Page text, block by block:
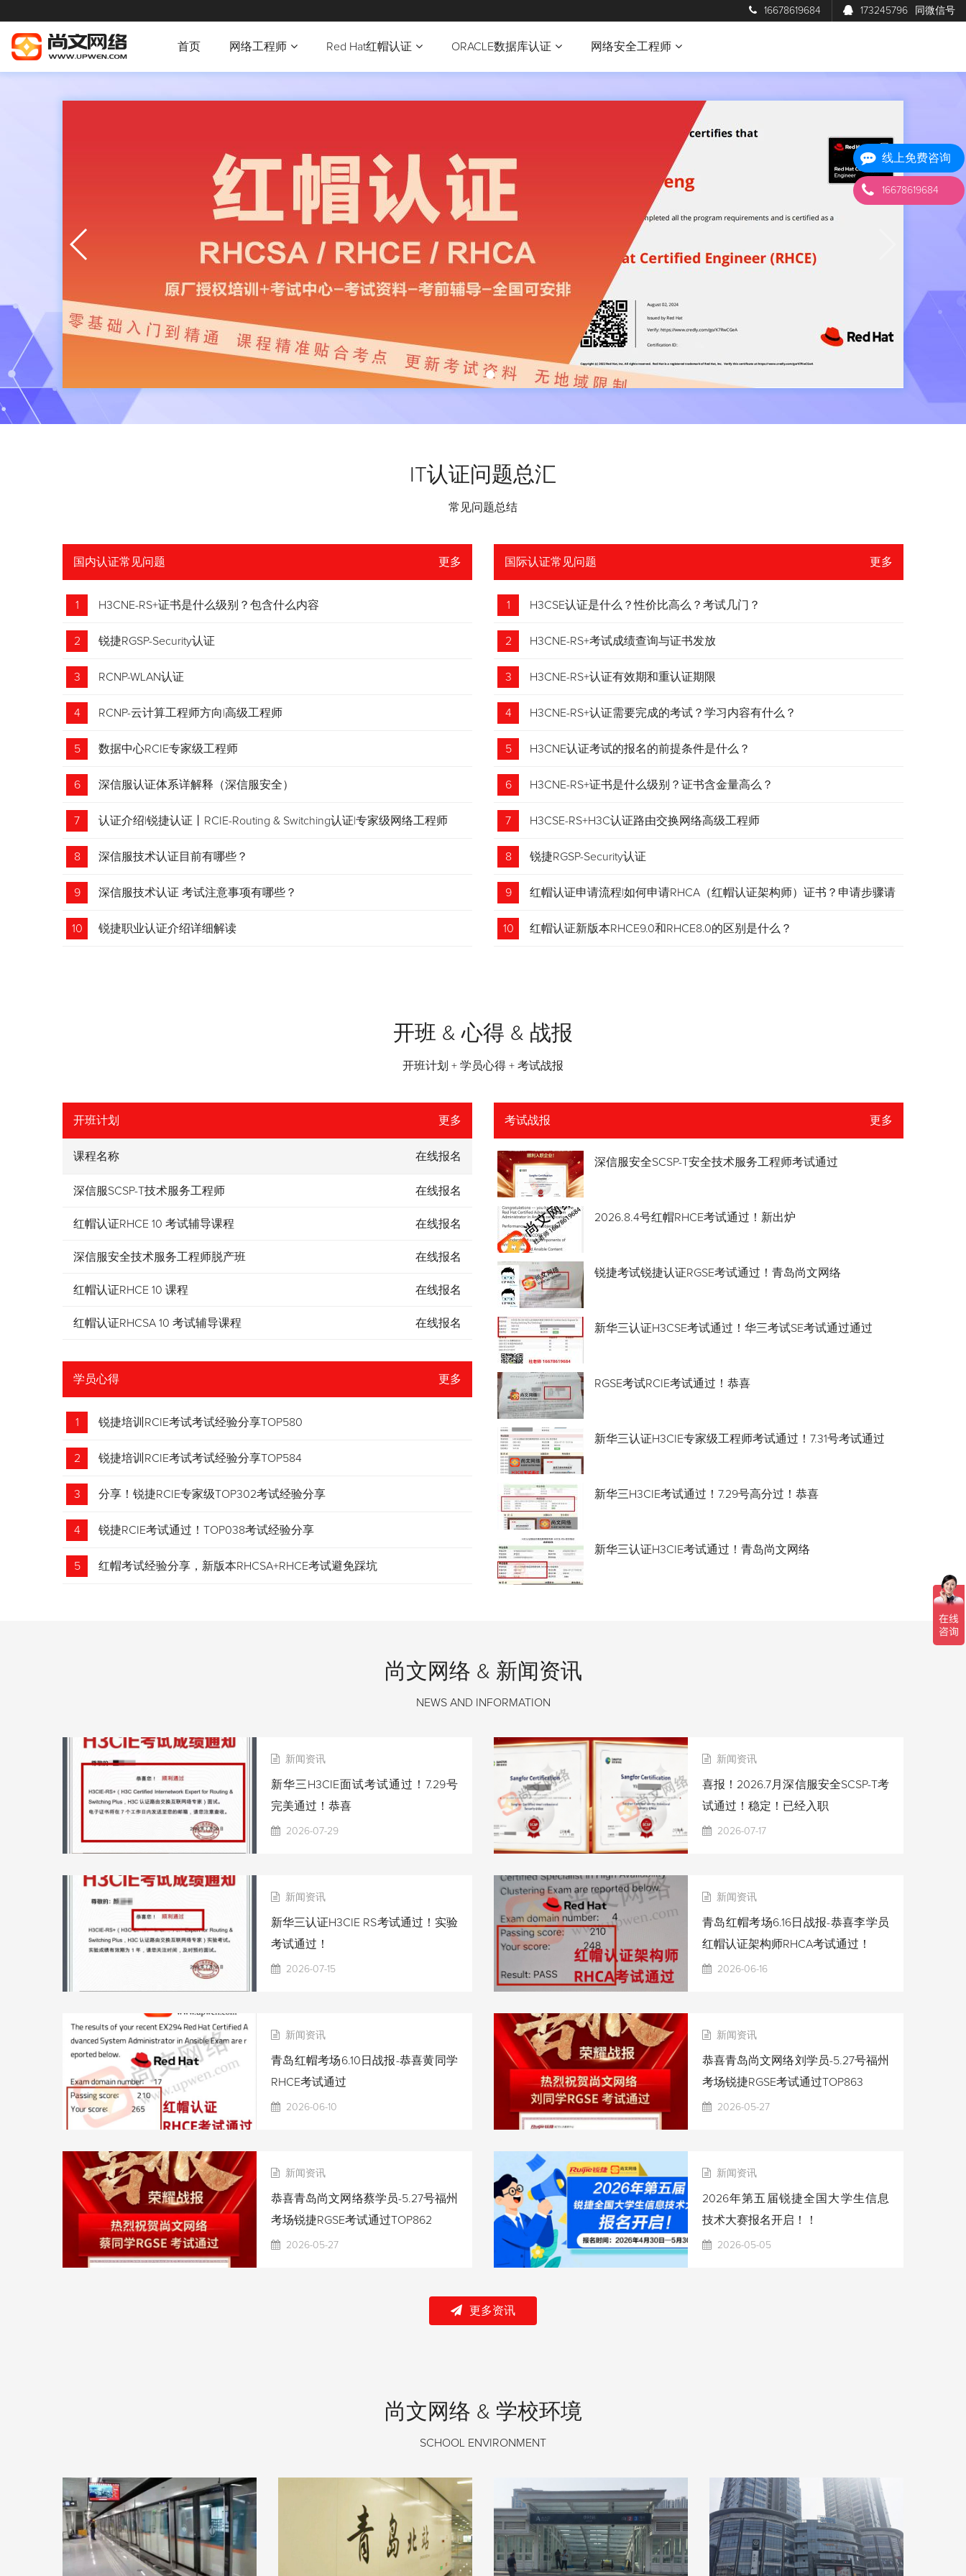
16678619684 173245796 同微信号
首页 网络工程师 Red Hat红帽认证 ORACLE数据库认证 网络安全工程师
IT认证问题总汇
常见问题总结
国内认证常见问题 更多
1 H3CNE-RS+证书是什么级别？包含什么内容
2 锐捷RGSP-Security认证
3 RCNP-WLAN认证
4 RCNP-云计算工程师方向|高级工程师
5 数据中心RCIE专家级工程师
6 深信服认证体系详解释（深信服安全）
7 认证介绍|锐捷认证丨RCIE-Routing & Switching认证|专家级网络工程师
8 深信服技术认证目前有哪些？
9 深信服技术认证 考试注意事项有哪些？
10 锐捷职业认证介绍详细解读
国际认证常见问题 更多
1 H3CSE认证是什么？性价比高么？考试几门？
2 H3CNE-RS+考试成绩查询与证书发放
3 H3CNE-RS+认证有效期和重认证期限
4 H3CNE-RS+认证需要完成的考试？学习内容有什么？
5 H3CNE认证考试的报名的前提条件是什么？
6 H3CNE-RS+证书是什么级别？证书含金量高么？
7 H3CSE-RS+H3C认证路由交换网络高级工程师
8 锐捷RGSP-Security认证
9 红帽认证申请流程|如何申请RHCA（红帽认证架构师）证书？申请步骤请
收藏！
10 红帽认证新版本RHCE9.0和RHCE8.0的区别是什么？
开班 & 心得 & 战报
开班计划 + 学员心得 + 考试战报
开班计划 更多
课程名称 在线报名
深信服SCSP-T技术服务工程师 在线报名
红帽认证RHCE 10 考试辅导课程 在线报名
深信服安全技术服务工程师脱产班 在线报名
红帽认证RHCE 10 课程 在线报名
红帽认证RHCSA 10 考试辅导课程 在线报名
学员心得 更多
1 锐捷培训RCIE考试考试经验分享TOP580
2 锐捷培训RCIE考试考试经验分享TOP584
3 分享！锐捷RCIE专家级TOP302考试经验分享
4 锐捷RCIE考试通过！TOP038考试经验分享
5 红帽考试经验分享，新版本RHCSA+RHCE考试避免踩坑
考试战报 更多
深信服安全SCSP-T安全技术服务工程师考试通过
2026.8.4号红帽RHCE考试通过！新出炉
锐捷考试锐捷认证RGSE考试通过！青岛尚文网络
新华三认证H3CSE考试通过！华三考试SE考试通过通过
RGSE考试RCIE考试通过！恭喜
新华三认证H3CIE专家级工程师考试通过！7.31号考试通过
新华三H3CIE考试通过！7.29号高分过！恭喜
新华三认证H3CIE考试通过！青岛尚文网络
尚文网络 & 新闻资讯
NEWS AND INFORMATION
新闻资讯
新华三H3CIE面试考试通过！7.29号
完美通过！恭喜
2026-07-29
新闻资讯
喜报！2026.7月深信服安全SCSP-T考
试通过！稳定！已经入职
2026-07-17
新闻资讯
新华三认证H3CIE RS考试通过！实验
考试通过！
2026-07-15
新闻资讯
青岛红帽考场6.16日战报-恭喜李学员
红帽认证架构师RHCA考试通过！
2026-06-16
新闻资讯
青岛红帽考场6.10日战报-恭喜黄同学
RHCE考试通过
2026-06-10
新闻资讯
恭喜青岛尚文网络刘学员-5.27号福州
考场锐捷RGSE考试通过TOP863
2026-05-27
新闻资讯
恭喜青岛尚文网络蔡学员-5.27号福州
考场锐捷RGSE考试通过TOP862
2026-05-27
新闻资讯
2026年第五届锐捷全国大学生信息
技术大赛报名开启！！
2026-05-05
更多资讯
尚文网络 & 学校环境
SCHOOL ENVIRONMENT
线上免费咨询
16678619684